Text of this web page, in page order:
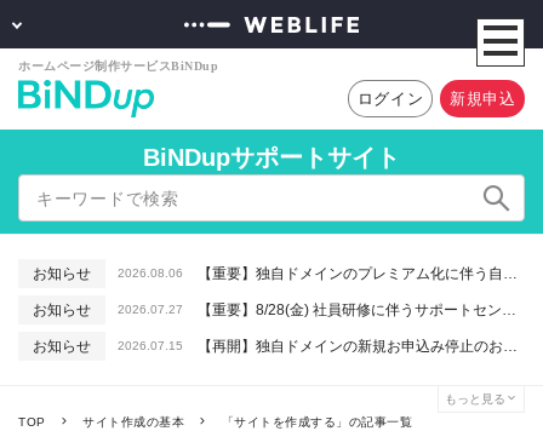
ログイン 新規申込
BiNDupサポートサイト
お知らせ 2026.08.06 【重要】独自ドメインのプレミアム化に伴う自動更新に関するお知らせ
お知らせ 2026.07.27 【重要】8/28(金) 社員研修に伴うサポートセンター休業のお知らせ
お知らせ 2026.07.15 【再開】独自ドメインの新規お申込み停止のお知らせ
もっと見る
TOP サイト作成の基本 「サイトを作成する」の記事一覧